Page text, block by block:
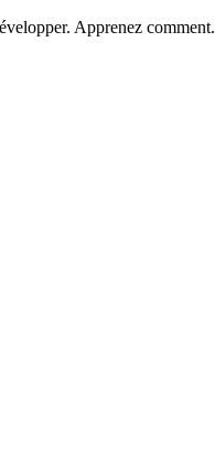
Apprenez comment.